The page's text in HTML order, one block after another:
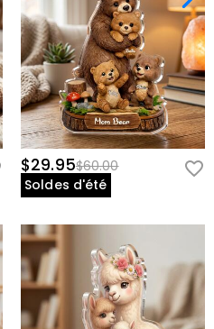
$29.95$60.00
Soldes d'été